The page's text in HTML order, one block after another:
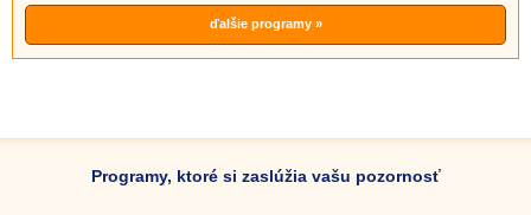
ďalšie programy »
Programy, ktoré si zaslúžia vašu pozornosť